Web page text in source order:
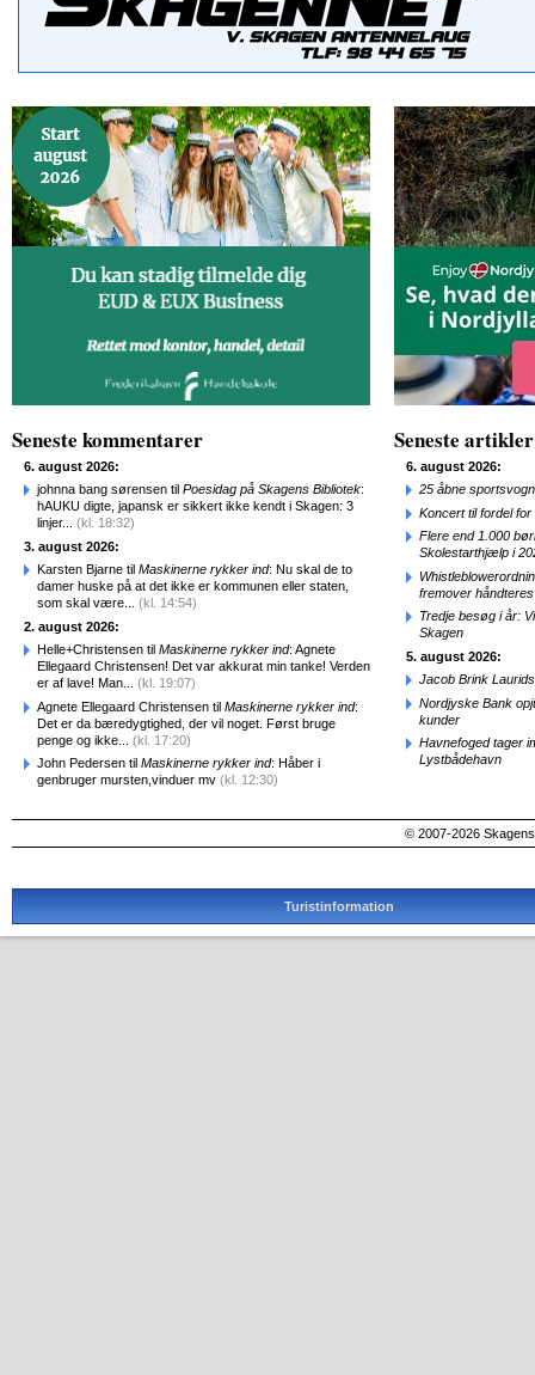
Seneste kommentarer
6. august 2026:
johnna bang sørensen til Poesidag på Skagens Bibliotek:
hAUKU digte, japansk er sikkert ikke kendt i Skagen: 3
linjer... (kl. 18:32)
3. august 2026:
Karsten Bjarne til Maskinerne rykker ind: Nu skal de to
damer huske på at det ikke er kommunen eller staten,
som skal være... (kl. 14:54)
2. august 2026:
Helle+Christensen til Maskinerne rykker ind: Agnete
Ellegaard Christensen! Det var akkurat min tanke! Verden
er af lave! Man... (kl. 19:07)
Agnete Ellegaard Christensen til Maskinerne rykker ind:
Det er da bæredygtighed, der vil noget. Først bruge
penge og ikke... (kl. 17:20)
John Pedersen til Maskinerne rykker ind: Håber i
genbruger mursten,vinduer mv (kl. 12:30)
Seneste artikler
6. august 2026:
25 åbne
Koncert til fordel
Flere end 1.000
Skolestarthjælp i
fremover
Tredje besøg i år:
Skagen
5. august 2026:
Jacob Brink
Nordjyske Bank
kunder
Havnefoged tager
Lystbådehavn
© 2007-2026
Turistinformation